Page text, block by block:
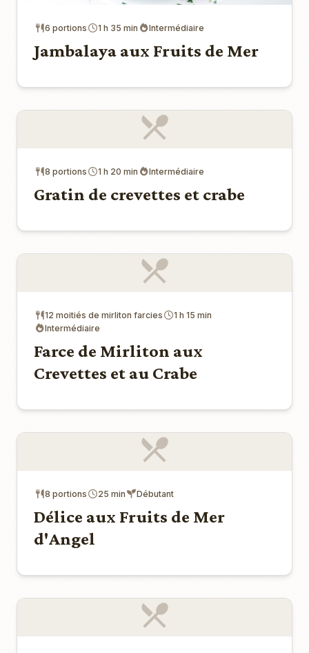
6 portions 1 h 35 min Intermédiaire
Jambalaya aux Fruits de Mer
8 portions 1 h 20 min Intermédiaire
Gratin de crevettes et crabe
12 moitiés de mirliton farcies
1 h 15 min
Intermédiaire
Farce de Mirliton aux
Crevettes et au Crabe
8 portions 25 min Débutant
Délice aux Fruits de Mer
d'Angel